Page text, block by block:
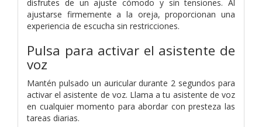
disfrutes de un ajuste cómodo y sin tensiones. Al
ajustarse firmemente a la oreja, proporcionan una
experiencia de escucha sin restricciones.
Pulsa para activar el asistente de
voz
Mantén pulsado un auricular durante 2 segundos para
activar el asistente de voz. Llama a tu asistente de voz
en cualquier momento para abordar con presteza las
tareas diarias.